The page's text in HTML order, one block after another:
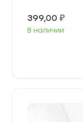
399,00 ₽
В наличии